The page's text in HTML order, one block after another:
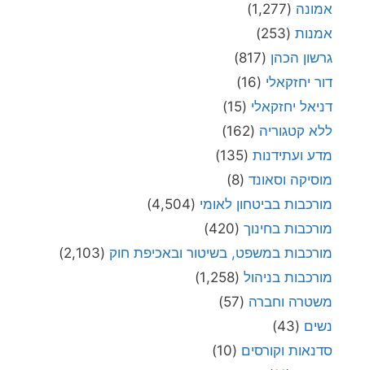
אמונה (1,277)
אמנות (253)
גרשון הכהן (817)
דור יחזקאלי (16)
דניאל יחזקאלי (15)
ללא קטגוריה (162)
מדע ועתידנות (135)
מוסיקה וסאונד (8)
מורכבות בביטחון לאומי (4,504)
מורכבות בחינוך (420)
מורכבות במשפט, בשיטור ובאכיפת חוק (2,103)
מורכבות בניהול (1,258)
משטרה וחברה (57)
נשים (43)
סדנאות וקורסים (10)